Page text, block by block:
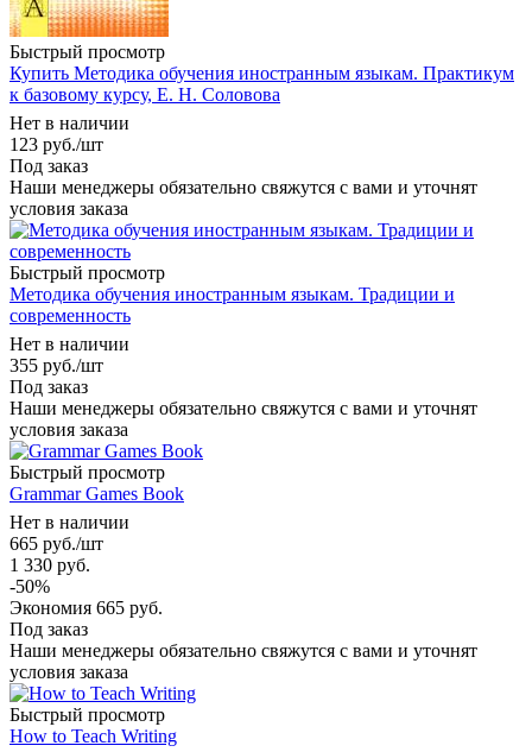
Быстрый просмотр
Купить Методика обучения иностранным языкам. Практикум
к базовому курсу, Е. Н. Соловова
Нет в наличии
123 руб./шт
Под заказ
Наши менеджеры обязательно свяжутся с вами и уточнят
условия заказа
Быстрый просмотр
Методика обучения иностранным языкам. Традиции и
современность
Нет в наличии
355 руб./шт
Под заказ
Наши менеджеры обязательно свяжутся с вами и уточнят
условия заказа
Быстрый просмотр
Grammar Games Book
Нет в наличии
665 руб./шт
1 330 руб.
-50%
Экономия 665 руб.
Под заказ
Наши менеджеры обязательно свяжутся с вами и уточнят
условия заказа
Быстрый просмотр
How to Teach Writing